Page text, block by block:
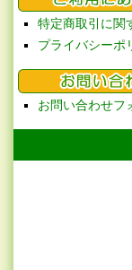
特定商取引に関
プライバシーポ
お問い合わせフ